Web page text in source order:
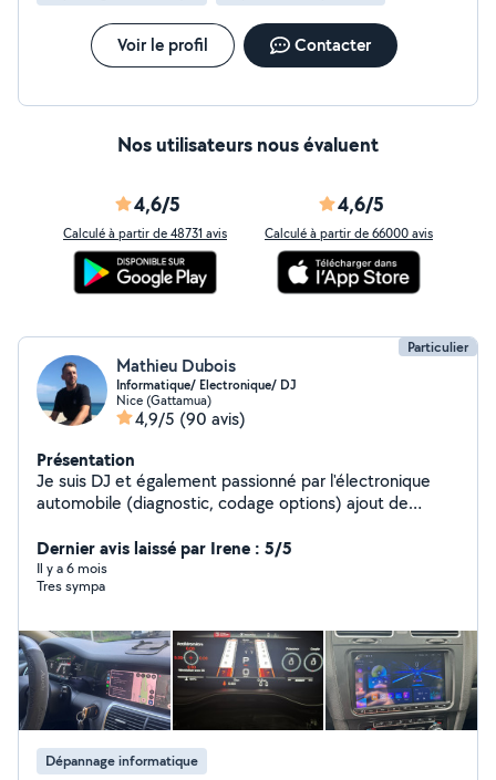
dépannage (TNT, satellite). Électroménager : Diagnostic
et réparation de pannes électroniques. Je privilégie
toujours la réparation durable au remplacement
diagnostic ! A bientôt
Voir le profil Contacter
Nos utilisateurs nous évaluent
4,6/5
Calculé à partir de 48731 avis
4,6/5
Calculé à partir de 66000 avis
Particulier
Mathieu Dubois
Informatique/ Electronique/ DJ
Nice (Gattamua)
4,9/5 (90 avis)
Présentation
Je suis DJ et également passionné par l'électronique
automobile (diagnostic, codage options) ajout de
de me déplacer dans le 06 : Nice, Antibes, Cannes,
Cagnes sur Mer, Villeneuve Loubet, Saint Laurent du Var,
Monaco
Dernier avis laissé par Irene : 5/5
Il y a 6 mois
Tres sympa
Dépannage informatique